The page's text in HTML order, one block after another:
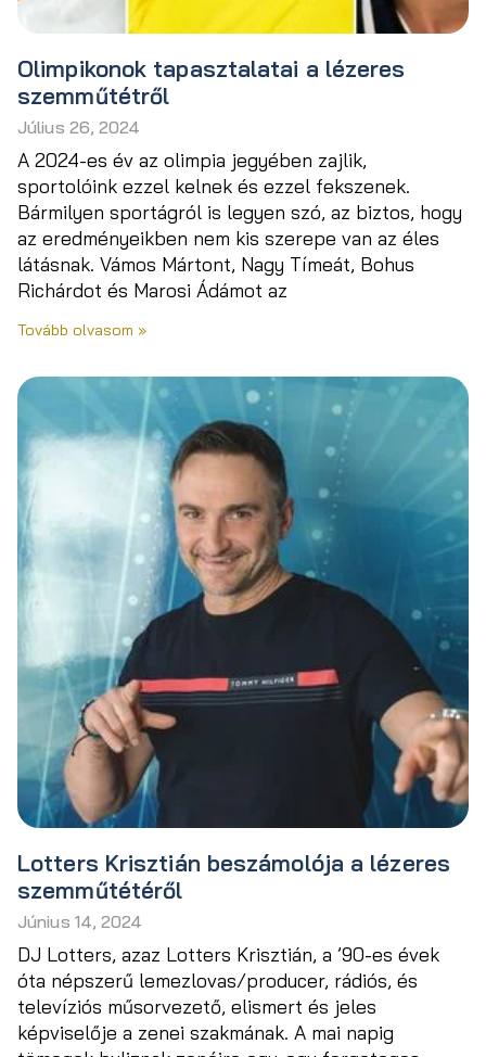
Olimpikonok tapasztalatai a lézeres
szemműtétről
Július 26, 2024
A 2024-es év az olimpia jegyében zajlik,
sportolóink ezzel kelnek és ezzel fekszenek.
Bármilyen sportágról is legyen szó, az biztos, hogy
az eredményeikben nem kis szerepe van az éles
látásnak. Vámos Mártont, Nagy Tímeát, Bohus
Richárdot és Marosi Ádámot az
Tovább olvasom »
Lotters Krisztián beszámolója a lézeres
szemműtétéről
Június 14, 2024
DJ Lotters, azaz Lotters Krisztián, a ’90-es évek
óta népszerű lemezlovas/producer, rádiós, és
televíziós műsorvezető, elismert és jeles
képviselője a zenei szakmának. A mai napig